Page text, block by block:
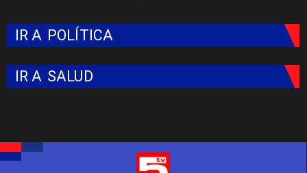
IR A POLÍTICA
IR A SALUD